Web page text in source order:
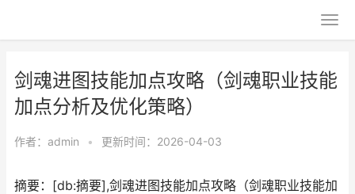
剑魂进图技能加点攻略（剑魂职业技能
加点分析及优化策略）
作者： admin • 更新时间：2026-04-03
摘要：[db:摘要],剑魂进图技能加点攻略（剑魂职业技能加